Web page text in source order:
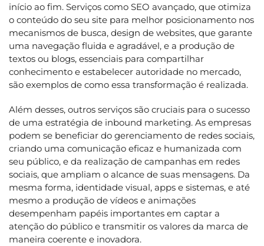
início ao fim. Serviços como SEO avançado, que otimiza
o conteúdo do seu site para melhor posicionamento nos
mecanismos de busca, design de websites, que garante
uma navegação fluida e agradável, e a produção de
textos ou blogs, essenciais para compartilhar
conhecimento e estabelecer autoridade no mercado,
são exemplos de como essa transformação é realizada.
Além desses, outros serviços são cruciais para o sucesso
de uma estratégia de inbound marketing. As empresas
podem se beneficiar do gerenciamento de redes sociais,
criando uma comunicação eficaz e humanizada com
seu público, e da realização de campanhas em redes
sociais, que ampliam o alcance de suas mensagens. Da
mesma forma, identidade visual, apps e sistemas, e até
mesmo a produção de vídeos e animações
desempenham papéis importantes em captar a
atenção do público e transmitir os valores da marca de
maneira coerente e inovadora.